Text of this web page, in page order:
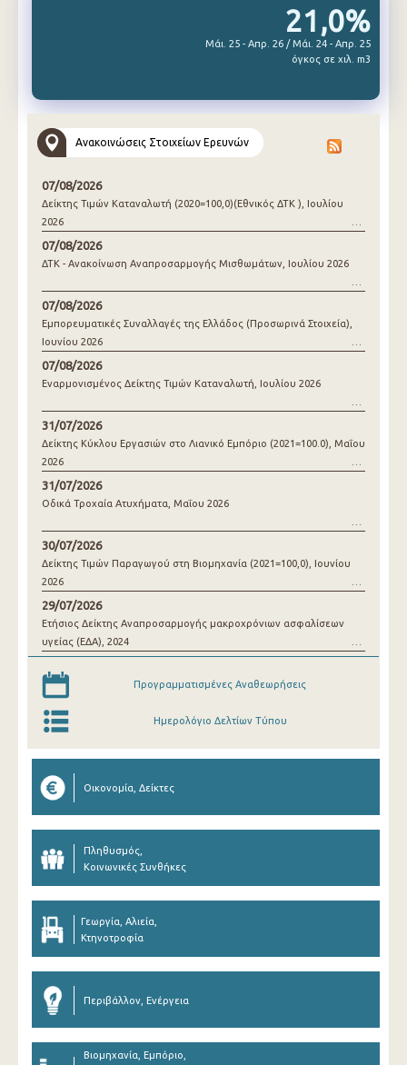
21,0%
Μάι. 25 - Απρ. 26 / Μάι. 24 - Απρ. 25
όγκος σε χιλ. m3
Ανακοινώσεις Στοιχείων Ερευνών
07/08/2026
Δείκτης Τιμών Καταναλωτή (2020=100,0)(Εθνικός ΔΤΚ ), Ιουλίου
2026
07/08/2026
ΔΤΚ - Ανακοίνωση Αναπροσαρμογής Μισθωμάτων, Ιουλίου 2026
07/08/2026
Εμπορευματικές Συναλλαγές της Ελλάδος (Προσωρινά Στοιχεία),
Ιουνίου 2026
07/08/2026
Εναρμονισμένος Δείκτης Τιμών Καταναλωτή, Ιουλίου 2026
31/07/2026
Δείκτης Κύκλου Εργασιών στο Λιανικό Εμπόριο (2021=100.0), Μαΐου
2026
31/07/2026
Οδικά Τροχαία Ατυχήματα, Μαΐου 2026
30/07/2026
Δείκτης Τιμών Παραγωγού στη Βιομηχανία (2021=100,0), Ιουνίου
2026
29/07/2026
Ετήσιος Δείκτης Αναπροσαρμογής μακροχρόνιων ασφαλίσεων
υγείας (ΕΔΑ), 2024
Προγραμματισμένες Αναθεωρήσεις
Ημερολόγιο Δελτίων Τύπου
Οικονομία, Δείκτες
Πληθυσμός,
Κοινωνικές Συνθήκες
Γεωργία, Αλιεία,
Κτηνοτροφία
Περιβάλλον, Ενέργεια
Βιομηχανία, Εμπόριο,